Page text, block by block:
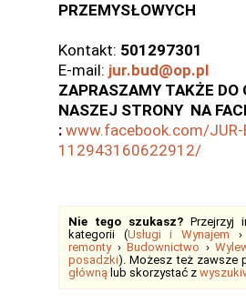
PRZEMYSŁOWYCH
Kontakt: 501297301
E-mail: jur.bud@op.pl
ZAPRASZAMY TAKŻE DO
NASZEJ STRONY NA
: www.facebook.com/JUR-
112943160622912/
Nie tego szukasz? Przejrzyj
kategorii (Usługi i Wynajem
remonty› Budownictwo ›
posadzki). Możesz też zawsze
główną lub skorzystać z